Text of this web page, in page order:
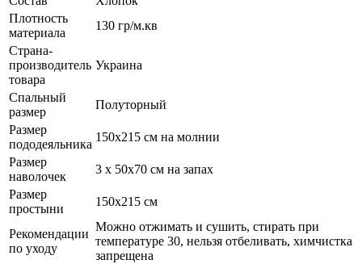
Плотность
материала
130 гр/м.кв
Страна-
производитель
товара
Украина
Спальный
размер
Полуторный
Размер
пододеяльника
150х215 см на молнии
Размер
наволочек
3 х 50х70 см на запах
Размер
простыни
150х215 см
Рекомендации
по уходу
Можно отжимать и сушить, стирать при
температуре 30, нельзя отбеливать, химчистка
запрещена